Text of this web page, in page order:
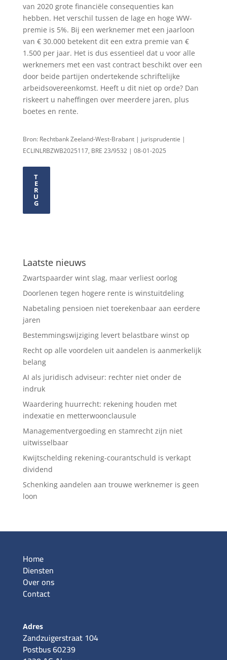
van 2020 grote financiële consequenties kan
hebben. Het verschil tussen de lage en hoge WW-
premie is 5%. Bij een werknemer met een jaarloon
van € 30.000 betekent dit een extra premie van €
1.500 per jaar. Het is dus essentieel dat u voor alle
werknemers met een vast contract beschikt over een
door beide partijen ondertekende schriftelijke
arbeidsovereenkomst. Heeft u dit niet op orde? Dan
riskeert u naheffingen over meerdere jaren, plus
boetes en rente.
Bron: Rechtbank Zeeland-West-Brabant | jurisprudentie |
ECLINLRBZWB2025117, BRE 23/9532 | 08-01-2025
T
E
R
U
G
Laatste nieuws
Zwartspaarder wint slag, maar verliest oorlog
Doorlenen tegen hogere rente is winstuitdeling
Nabetaling pensioen niet toerekenbaar aan eerdere
jaren
Bestemmingswijziging levert belastbare winst op
Recht op alle voordelen uit aandelen is aanmerkelijk
belang
AI als juridisch adviseur: rechter niet onder de
indruk
Waardering huurrecht: rekening houden met
indexatie en metterwoonclausule
Managementvergoeding en stamrecht zijn niet
uitwisselbaar
Kwijtschelding rekening-courantschuld is verkapt
dividend
Schenking aandelen aan trouwe werknemer is geen
loon
Home
Diensten
Over ons
Contact
Adres
Zandzuigerstraat 104
Postbus 60239